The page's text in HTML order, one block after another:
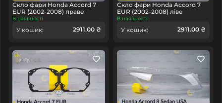
Скло фари Honda Accord 7
EUR (2002-2008) праве
В наявності
У кошик: 2911.00 ₴
Скло фари Honda Accord 7
EUR (2002-2008) ліве
В наявності
У кошик: 2911.00 ₴